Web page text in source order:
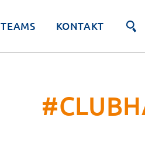
TEAMS KONTAKT